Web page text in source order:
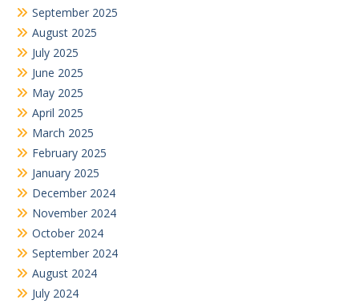
September 2025
August 2025
July 2025
June 2025
May 2025
April 2025
March 2025
February 2025
January 2025
December 2024
November 2024
October 2024
September 2024
August 2024
July 2024